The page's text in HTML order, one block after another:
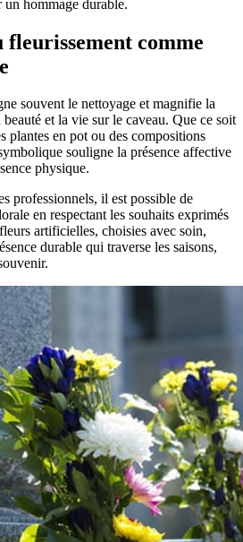
hommage durable.
fleurissement comme
souvent le nettoyage et magnifie la
et la vie sur le caveau. Que ce soit
plantes en pot ou des compositions
souligne la présence affective
physique.
professionnels, il est possible de
en respectant les souhaits exprimés
artificielles, choisies avec soin,
durable qui traverse les saisons,